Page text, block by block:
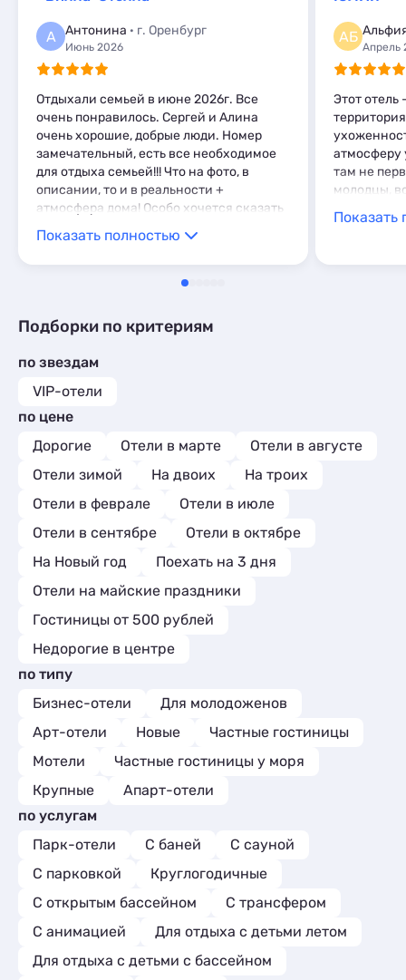
1
Комнаты 2
Мини-отели
А Антонина · г. Оренбург
Июнь 2026
Отдыхали семьей в июне 2026г. Все
очень понравилось. Сергей и Алина
очень хорошие, добрые люди. Номер
замечательный, есть все необходимое
для отдыха семьей!!! Что на фото, в
описании, то и в реальности +
атмосфера дома! Особо хочется сказать
спасибо Алине за чистоту! Рядом
аптеки, магазины, кафе, столовая! Пляж
рядом, нам нравилась прогулка до
пляжа вдоль реки. Понравилась тишина
лучшее место!!! Очень всем рекомендую
отдых в "Вилла-Стелла"!!!
Показать полностью
АБ
Апрель
Этот
атмосферу
там не
молодцы,
Показать
Подборки по критериям
по звездам
VIP-отели
по цене
Дорогие
Отели в марте
Отели в августе
Отели зимой
На двоих
На троих
Отели в феврале
Отели в июле
Отели в сентябре
Отели в октябре
На Новый год
Поехать на 3 дня
Отели на майские праздники
Гостиницы от 500 рублей
Недорогие в центре
по типу
Бизнес-отели
Для молодоженов
Арт-отели
Новые
Частные гостиницы
Мотели
Частные гостиницы у моря
Крупные
Апарт-отели
по услугам
Парк-отели
С баней
С сауной
С парковкой
Круглогодичные
С открытым бассейном
С трансфером
С анимацией
Для отдыха с детьми летом
Для отдыха с детьми с бассейном